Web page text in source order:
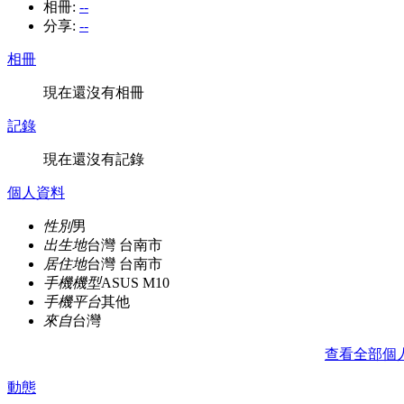
相冊: --
分享: --
相冊
現在還沒有相冊
記錄
現在還沒有記錄
個人資料
性別男
出生地台灣 台南市
居住地台灣 台南市
手機機型ASUS M10
手機平台其他
來自台灣
查看全部個
動態